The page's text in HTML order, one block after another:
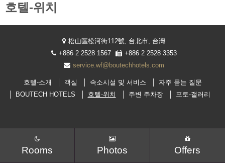
호텔-위치
Rooms Photos Offers
松山區松河街112號, 台北市, 台灣
+886 2 2528 1567
+886 2 2528 3353
service.wf@boutechhotels.com
호텔-소개 객실 속소시설 및 서비스
자주 묻는 질문
BOUTECH HOTELS
호텔-위치 주변 주차장 포토-갤러리